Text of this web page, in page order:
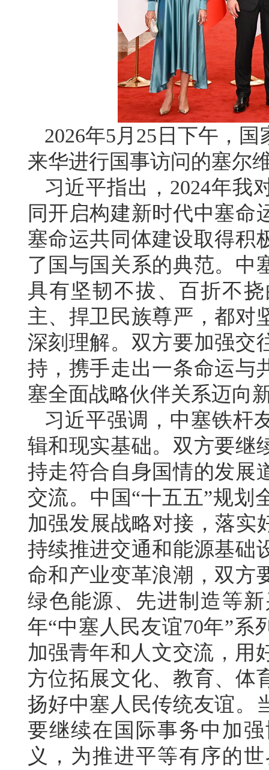
2026年5月25日下午，
来华进行国事访问的塞尔
习近平指出，2024年我
同开启构建新时代中塞命
塞命运共同体建设取得积
了国与国关系的典范。中
具有坚韧不拔、百折不
主、捍卫民族尊严，都对
深刻理解。双方要加强交
持，携手走出一条命运与
塞全面战略伙伴关系迈向
习近平强调，中塞铁杆
辑和现实基础。双方要继
持走符合自身国情的发展
交流。中国“十五五”规划
加强发展战略对接，落实
持续推进交通和能源基础
命和产业变革浪潮，双方
绿色能源、先进制造等
年“中塞人民友谊70年”系
加强青年和人文交流，用
方位拓展文化、教育、体
扬好中塞人民传统友谊。
要继续在国际事务中加
义，为推进平等有序的